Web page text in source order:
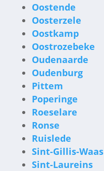
Oostende
Oosterzele
Oostkamp
Oostrozebeke
Oudenaarde
Oudenburg
Pittem
Poperinge
Roeselare
Ronse
Ruislede
Sint-Gillis-Waas
Sint-Laureins